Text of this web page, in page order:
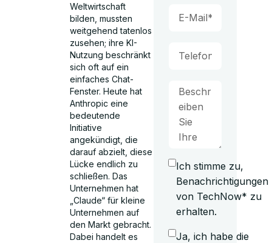
Weltwirtschaft
bilden, mussten
weitgehend tatenlos
zusehen; ihre KI-
Nutzung beschränkt
sich oft auf ein
einfaches Chat-
Fenster. Heute hat
Anthropic eine
bedeutende
Initiative
angekündigt, die
darauf abzielt, diese
Lücke endlich zu
schließen. Das
Unternehmen hat
„Claude“ für kleine
Unternehmen auf
den Markt gebracht.
Dabei handelt es
Ich stimme zu,
Benachrichtigungen
von TechNow* zu
erhalten.
Ja, ich habe die